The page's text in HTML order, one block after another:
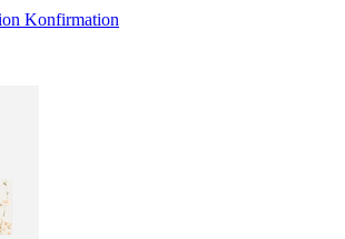
Konfirmation